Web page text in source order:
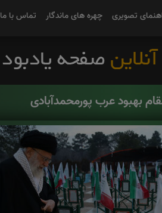
تصویری چهره های ماندگار تماس با ما
بهبود عرب پورمحمدآبادی